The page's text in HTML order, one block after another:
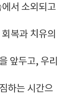
서 소외되고
복과 치유의
앞두고, 우리
하는 시간으